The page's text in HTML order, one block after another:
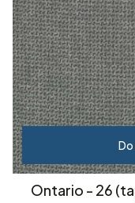
Ontario - 26